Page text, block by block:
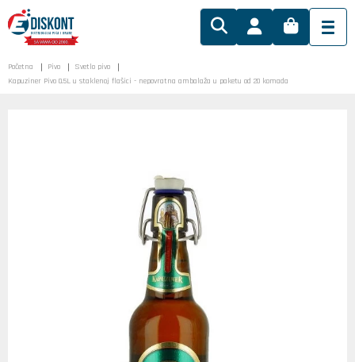
Početna Pivo
Svetlo pivo
Kapuziner Pivo 0.5L u staklenoj flašici - nepovratna ambalaža u paketu od 20 komada